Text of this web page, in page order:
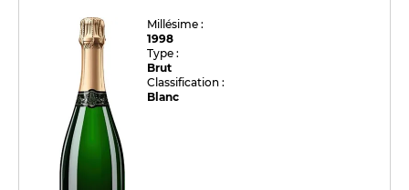
Millésime :
1998
Type :
Brut
Classification :
Blanc